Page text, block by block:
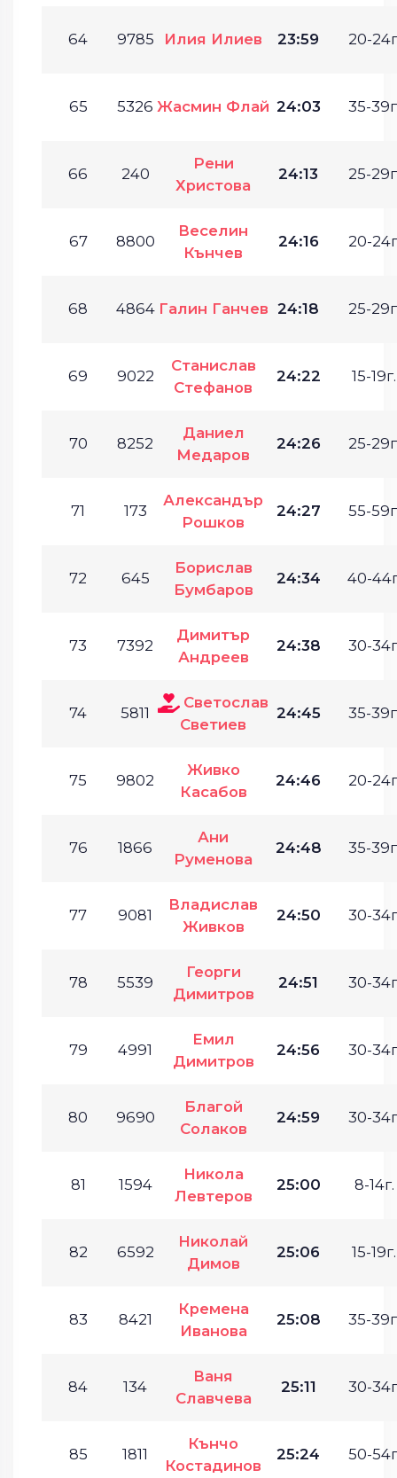
64 9785 Илия Илиев 23:59 20-
65 5326 Жасмин Флай 24:03 35-
66 240
Рени
Христова
24:13 25-
67 8800
Веселин
Кънчев
24:16 20-
68 4864 Галин Ганчев 24:18 25-
69 9022
Станислав
Стефанов
24:22 15-19г.
70 8252
Даниел
Медаров
24:26 25-
71 173
Александър
Рошков
24:27 55-
72 645
Борислав
Бумбаров
24:34 40-
73 7392
Димитър
Андреев
24:38 30-
74 5811
Светослав
Светиев
24:45 35-
75 9802
Живко
Касабов
24:46 20-
76 1866
Ани
Руменова
24:48 35-
77 9081
Владислав
Живков
24:50 30-
78 5539
Георги
Димитров
24:51 30-
79 4991
Емил
Димитров
24:56 30-
80 9690
Благой
Солаков
24:59 30-
81 1594
Никола
Левтеров
25:00 8-14г.
82 6592
Николай
Димов
25:06 15-19г.
83 8421
Кремена
Иванова
25:08 35-
84 134
Ваня
Славчева
25:11 30-
85 1811
Кънчо
Костадинов
25:24 50-